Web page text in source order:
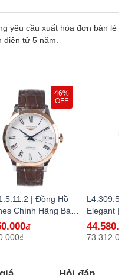
yêu cầu xuất hóa đơn bán lẻ
tử 5 năm.
46%
OFF
| Đồng Hồ
Chính Hãng Bán
VN - hàng lướt
đ
Elegant |
Longines
Lẻ Tại VN